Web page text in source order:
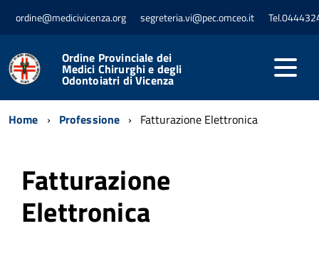
ordine@medicivicenza.org segreteria.vi@pec.omceo.it
Ordine Provinciale dei
Medici Chirurghi e degli
Odontoiatri di Vicenza
Home Professione Fatturazione Elettronica
Fatturazione
Elettronica